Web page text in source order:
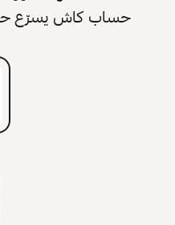
حساب كاش يسرّع